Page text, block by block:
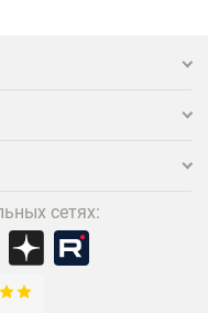
сетях: